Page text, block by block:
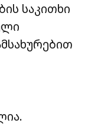
საკითხი